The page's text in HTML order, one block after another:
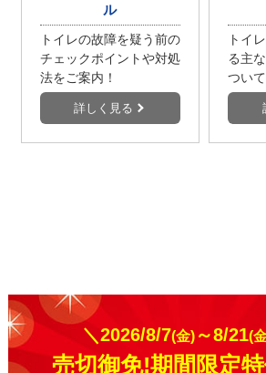
ル
トイレの故障を疑う前の
チェックポイントや対処
法をご案内！
詳しく見る
トイ
る主
ついて
＼2026/8/7(金)～8/21(
売切御免!期間限定